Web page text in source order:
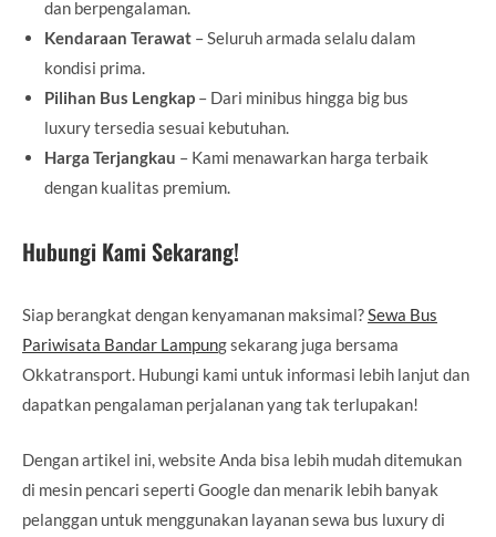
dan berpengalaman.
Kendaraan Terawat – Seluruh armada selalu dalam
kondisi prima.
Pilihan Bus Lengkap – Dari minibus hingga big bus
luxury tersedia sesuai kebutuhan.
Harga Terjangkau – Kami menawarkan harga terbaik
dengan kualitas premium.
Hubungi Kami Sekarang!
Siap berangkat dengan kenyamanan maksimal?Sewa Bus
Pariwisata Bandar Lampung sekarang juga bersama
Okkatransport. Hubungi kami untuk informasi lebih lanjut dan
dapatkan pengalaman perjalanan yang tak terlupakan!
Dengan artikel ini, website Anda bisa lebih mudah ditemukan
di mesin pencari seperti Google dan menarik lebih banyak
pelanggan untuk menggunakan layanan sewa bus luxury di